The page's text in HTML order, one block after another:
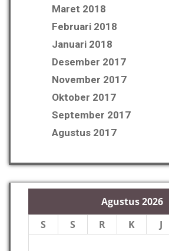
Maret 2018
Februari 2018
Januari 2018
Desember 2017
November 2017
Oktober 2017
September 2017
Agustus 2017
Agustus 2026
S
S R K J